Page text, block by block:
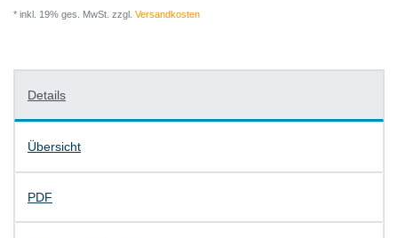
* inkl. 19% ges. MwSt. zzgl. Versandkosten
Details
Übersicht
PDF